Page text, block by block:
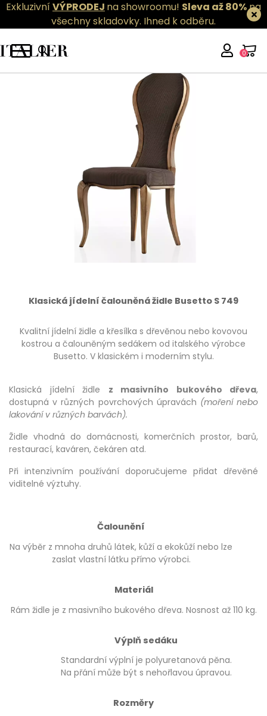
ExkluzivníVÝPRODEJ na showroomu! Sleva až 80%na
všechny skladovky. Ihned k odběru.
0
Klasická jídelní čalouněná židle Busetto S 749
Kvalitní jídelní židle a křesílka s dřevěnou nebo kovovou
kostrou a čalouněným sedákem od italského výrobce
Busetto. V klasickém i moderním stylu.
Klasická jídelní židle z masivního bukového dřeva,
dostupná v různých povrchových úpravách (moření nebo
lakování v různých barvách).
Židle vhodná do domácnosti, komerčních prostor, barů,
restaurací, kaváren, čekáren atd.
Při intenzivním používání doporučujeme přidat dřevěné
viditelné výztuhy.
Čalounění
Na výběr z mnoha druhů látek, kůží a ekokůží nebo lze
zaslat vlastní látku přímo výrobci.
Materiál
Rám židle je z masivního bukového dřeva. Nosnost až 110 kg.
Výplň sedáku
Standardní výplní je polyuretanová pěna.
Na přání může být s nehořlavou úpravou.
Rozměry